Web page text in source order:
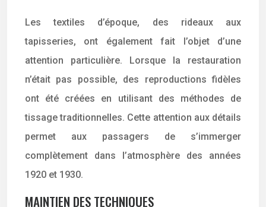
Les textiles d’époque, des rideaux aux
tapisseries, ont également fait l’objet d’une
attention particulière. Lorsque la restauration
n’était pas possible, des reproductions fidèles
ont été créées en utilisant des méthodes de
tissage traditionnelles. Cette attention aux détails
permet aux passagers de s’immerger
complètement dans l’atmosphère des années
1920 et 1930.
MAINTIEN DES TECHNIQUES